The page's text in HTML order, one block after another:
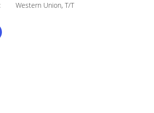
Western Union, T/T